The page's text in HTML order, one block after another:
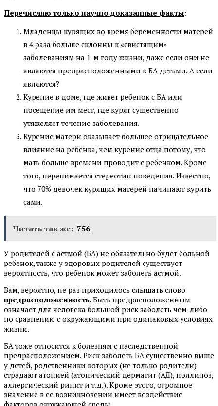
Перечисляю только научно доказанные факты:
Младенцы курящих во время беременности матерей
в 4 раза больше склонны к «свистящим»
заболеваниям на 1-м году жизни, даже если они не
являются предрасположенными к БА детьми. А если
являются?
Курение в доме, где живет ребенок с БА или
посещение им мест, где курят существенно
утяжеляет течение заболевания.
Курение матери оказывает большее отрицательное
влияние на ребенка, чем курение отца потому, что
мать больше времени проводит с ребенком. Кроме
того, перенимается стереотип поведения. Известно,
что 70% девочек курящих матерей начинают курить
сами.
Читать так же: 756
У родителей с астмой (БА) не обязательно будет больной
ребенок, также у здоровых родителей существует
вероятность, что ребенок может заболеть астмой.
Вам, вероятно, не раз приходилось слышать слово
предрасположенность. Быть предрасположенным
означает для человека большой риск заболеть чем-либо
по сравнению с окружающими при одинаковых условиях
жизни.
БА тоже относится к болезням с наследственной
предрасположением. Риск заболеть БА существенно выше
у детей, родственники которых (не только родители)
страдают атопией (атопический дерматит (АД), поллиноз,
аллергический ринит и т.д.). Кроме этого, огромное
значение в ее возникновении имеет воздействие